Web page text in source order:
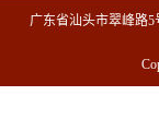
广东省汕头市翠峰路5